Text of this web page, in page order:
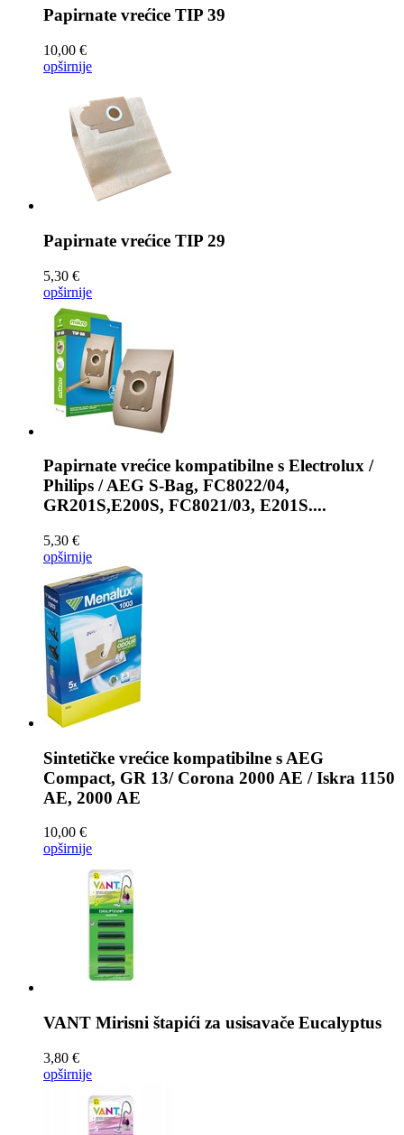
Papirnate vrećice TIP 39
10,00 €
opširnije
Papirnate vrećice TIP 29
5,30 €
opširnije
Papirnate vrećice kompatibilne s Electrolux /
Philips / AEG S-Bag, FC8022/04,
GR201S,E200S, FC8021/03, E201S....
5,30 €
opširnije
Sintetičke vrećice kompatibilne s AEG
Compact, GR 13/ Corona 2000 AE / Iskra 1150
AE, 2000 AE
10,00 €
opširnije
VANT Mirisni štapići za usisavače Eucalyptus
3,80 €
opširnije